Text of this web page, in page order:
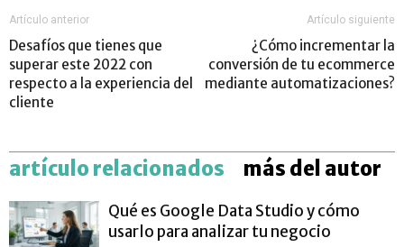
Artículo anterior
Desafíos que tienes que
superar este 2022 con
respecto a la experiencia del
cliente
Artículo siguiente
¿Cómo incrementar la
conversión de tu ecommerce
mediante automatizaciones?
artículo relacionados más del autor
Qué es Google Data Studio y cómo
usarlo para analizar tu negocio